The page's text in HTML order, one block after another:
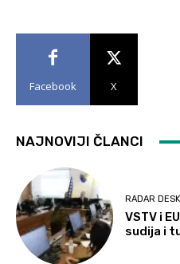
Facebook X
NAJNOVIJI ČLANCI
RADAR DESK
VSTV i
sudija i